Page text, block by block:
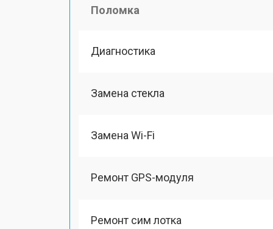
Поломка
Диагностика
Замена стекла
Замена Wi-Fi
Ремонт GPS-модуля
Ремонт сим лотка